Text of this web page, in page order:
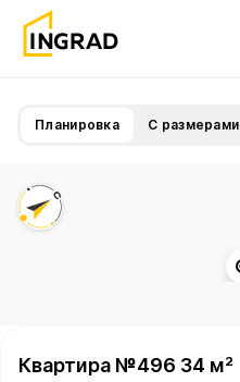
Планировка С размерами
Квартира №496 34 м²